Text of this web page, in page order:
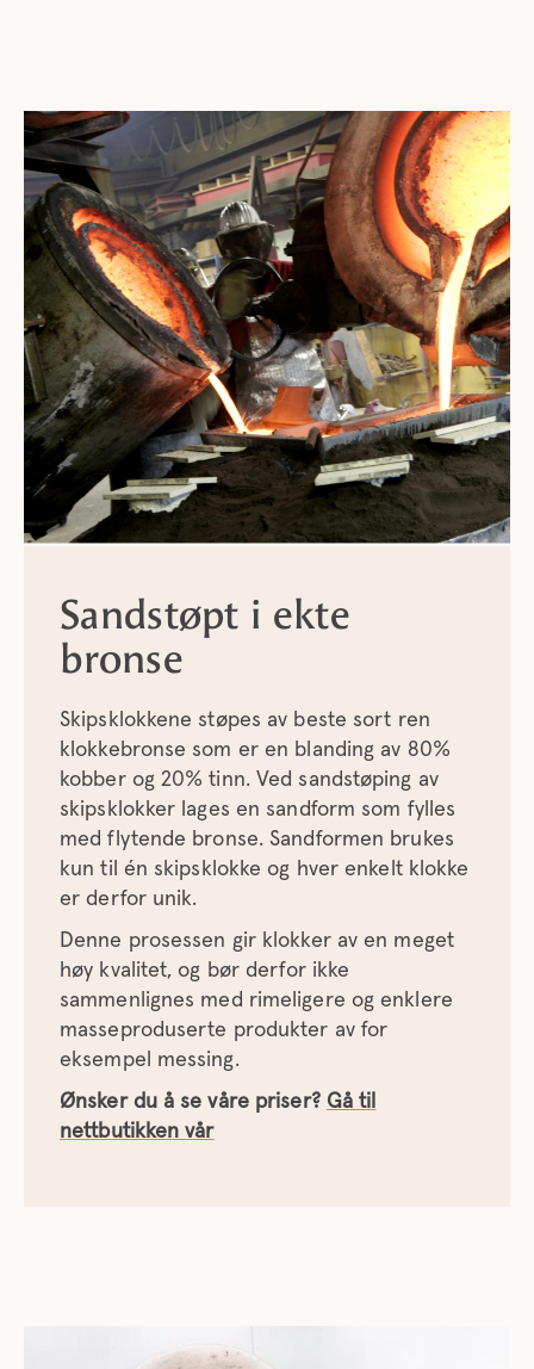
Sandstøpt i ekte
bronse
Skipsklokkene støpes av beste sort ren
klokkebronse som er en blanding av 80%
kobber og 20% tinn. Ved sandstøping av
skipsklokker lages en sandform som fylles
med flytende bronse. Sandformen brukes
kun til én skipsklokke og hver enkelt klokke
er derfor unik.
Denne prosessen gir klokker av en meget
høy kvalitet, og bør derfor ikke
sammenlignes med rimeligere og enklere
masseproduserte produkter av for
eksempel messing.
Ønsker du å se våre priser? Gå til
nettbutikken vår